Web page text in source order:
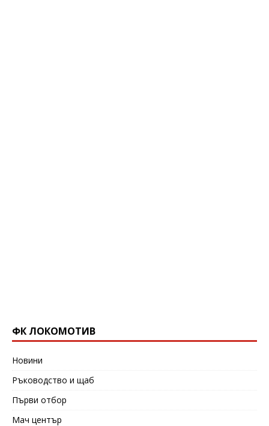
ФК ЛОКОМОТИВ
Новини
Ръководство и щаб
Първи отбор
Мач център